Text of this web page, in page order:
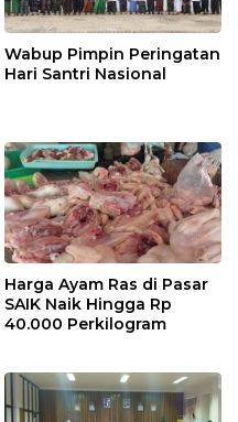
Wabup Pimpin Peringatan
Hari Santri Nasional
Harga Ayam Ras di Pasar
SAIK Naik Hingga Rp
40.000 Perkilogram